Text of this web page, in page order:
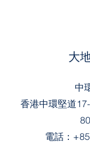
大
中
香港中環堅道
電話：